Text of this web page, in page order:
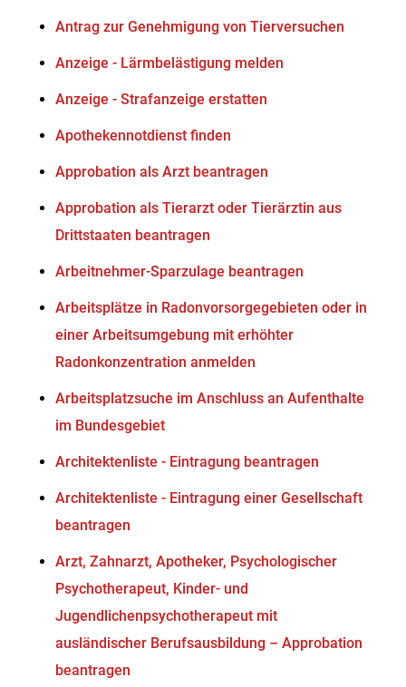
Antrag zur Genehmigung von Tierversuchen
Anzeige - Lärmbelästigung melden
Anzeige - Strafanzeige erstatten
Apothekennotdienst finden
Approbation als Arzt beantragen
Approbation als Tierarzt oder Tierärztin aus
Drittstaaten beantragen
Arbeitnehmer-Sparzulage beantragen
Arbeitsplätze in Radonvorsorgegebieten oder in
einer Arbeitsumgebung mit erhöhter
Radonkonzentration anmelden
Arbeitsplatzsuche im Anschluss an Aufenthalte
im Bundesgebiet
Architektenliste - Eintragung beantragen
Architektenliste - Eintragung einer Gesellschaft
beantragen
Arzt, Zahnarzt, Apotheker, Psychologischer
Psychotherapeut, Kinder- und
Jugendlichenpsychotherapeut mit
ausländischer Berufsausbildung – Approbation
beantragen